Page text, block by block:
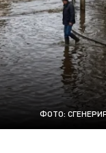
ФОТО: